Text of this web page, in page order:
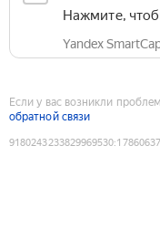
Нажмите,
Yandex
Если у вас возникли
обратной связи
9180243233829969530: